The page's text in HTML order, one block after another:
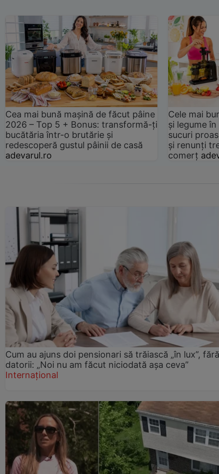
Cea mai bună mașină de făcut pâine
2026 – Top 5 + Bonus: transformă-ți
bucătăria într-o brutărie și
redescoperă gustul pâinii de casă
adevarul.ro
Cele mai
și legume
sucuri
și renunți
comerț
Cum au ajuns doi pensionari să trăiască „în lux”, fără
datorii: „Noi nu am făcut niciodată așa ceva”
Internațional